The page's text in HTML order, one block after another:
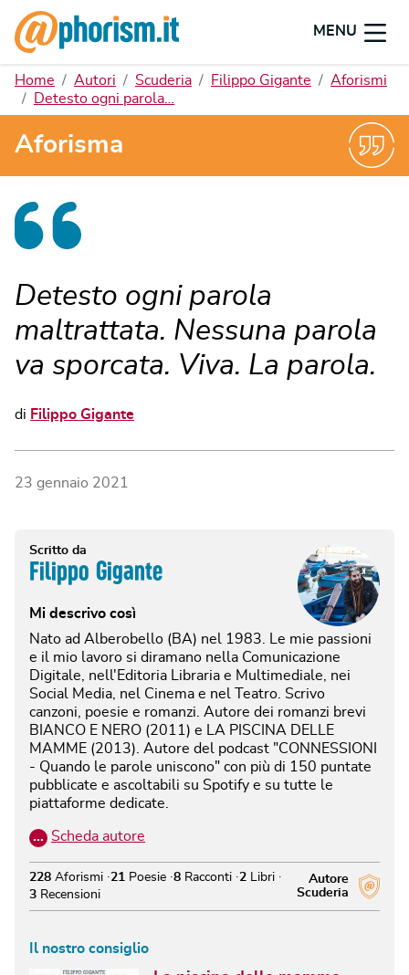
MENU
Home Autori Scuderia Filippo Gigante
Aforismi
Detesto ogni parola…
Aforisma
Detesto ogni parola
maltrattata. Nessuna parola
va sporcata. Viva. La parola.
di Filippo Gigante
23 gennaio 2021
Scritto da
Filippo Gigante
Mi descrivo così
Nato ad Alberobello (BA) nel 1983. Le mie passioni
e il mio lavoro si diramano nella Comunicazione
Digitale, nell'Editoria Libraria e Multimediale, nei
Social Media, nel Cinema e nel Teatro. Scrivo
canzoni, poesie e romanzi. Autore dei romanzi brevi
BIANCO E NERO (2011) e LA PISCINA DELLE
MAMME (2013). Autore del podcast "CONNESSIONI
- Quando le parole uniscono" con più di 150 puntate
pubblicate e ascoltabili su Spotify e su tutte le
piattaforme dedicate.
… Scheda autore
Autore
Scuderia
228 Aforismi 21 Poesie 8 Racconti 2 Libri
3 Recensioni
Il nostro consiglio